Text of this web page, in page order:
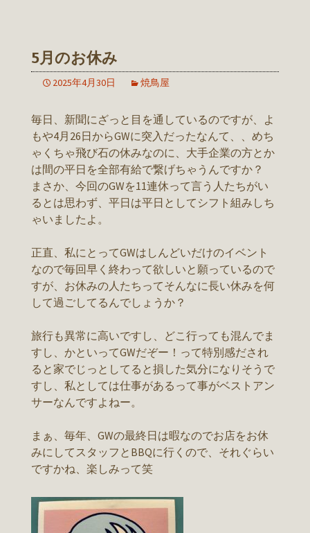
5月のお休み
2025年4月30日 焼鳥屋
毎日、新聞にざっと目を通しているのですが、よ
もや4月26日からGWに突入だったなんて、、めち
ゃくちゃ飛び石の休みなのに、大手企業の方とか
は間の平日を全部有給で繋げちゃうんですか？
まさか、今回のGWを11連休って言う人たちがい
るとは思わず、平日は平日としてシフト組みしち
ゃいましたよ。
正直、私にとってGWはしんどいだけのイベント
なので毎回早く終わって欲しいと願っているので
すが、お休みの人たちってそんなに長い休みを何
して過ごしてるんでしょうか？
旅行も異常に高いですし、どこ行っても混んでま
すし、かといってGWだぞー！って特別感だされ
ると家でじっとしてると損した気分になりそうで
すし、私としては仕事があるって事がベストアン
サーなんですよねー。
まぁ、毎年、GWの最終日は暇なのでお店をお休
みにしてスタッフとBBQに行くので、それぐらい
ですかね、楽しみって笑